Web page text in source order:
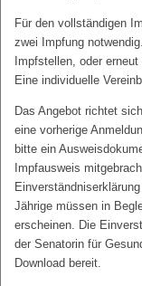
Für den vollständigen
zwei Impfung
Impfstellen, oder
Eine individuelle
Das Angebot richtet
eine vorherige
bitte ein
Impfausweis
Jährige müssen in
erscheinen. Die
der Senatorin für
Download bereit.